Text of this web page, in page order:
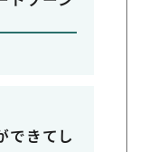
できてし